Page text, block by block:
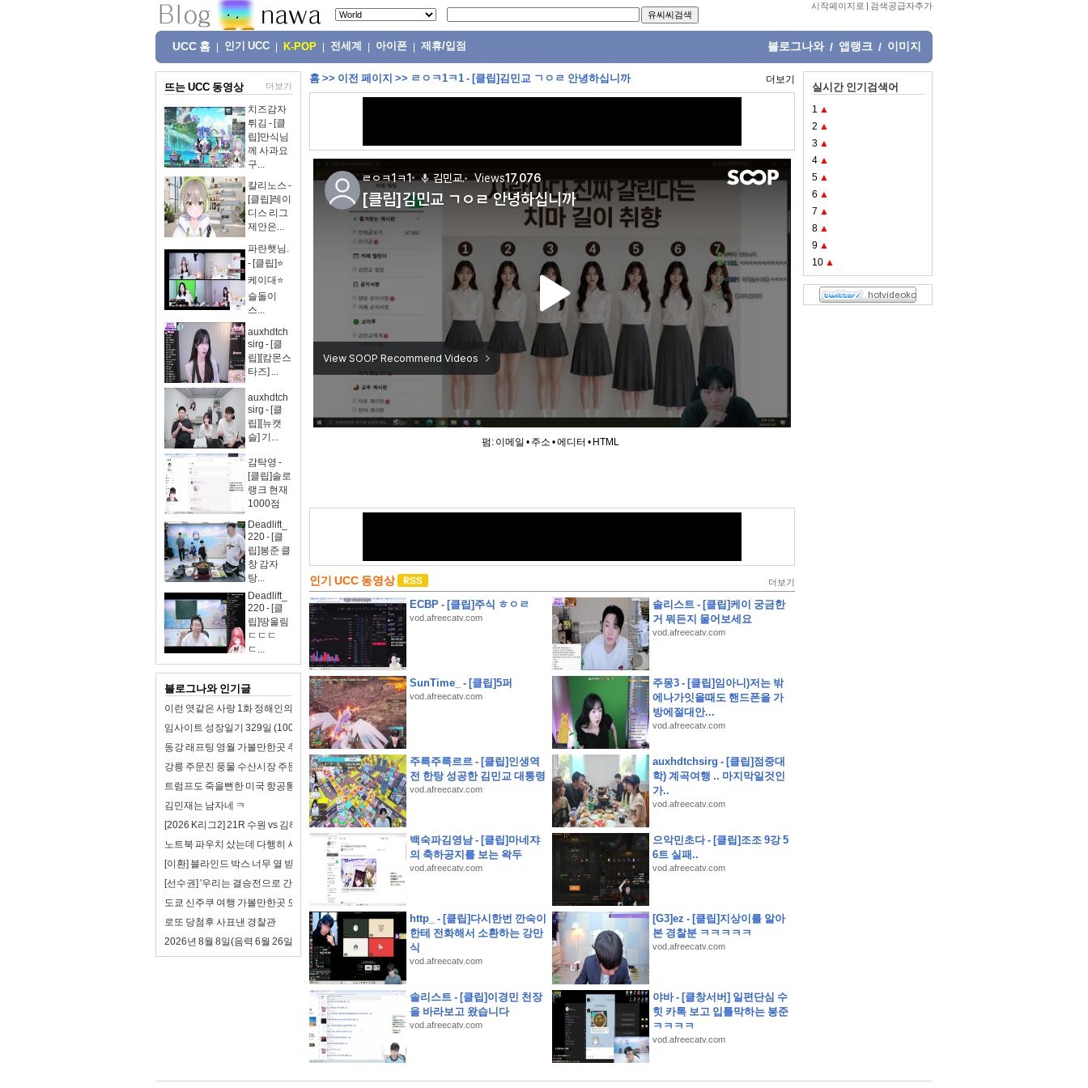
시작페이지로 | 검색공급자추가
UCC 홈 인기 UCC K-POP 전세계 아이폰 제휴/입점 블로그나와 / 앱랭크 / 이미지
뜨는 UCC 동영상 더보기
치즈감자
튀김 - [클
립]만식님
께 사과요
구...
칼리노스 -
[클립]레이
디스 리그
제안은...
파란햇님.
- [클립]⭐
케이대⭐
슬돌이
스...
auxhdtch
sirg - [클
립][캄몬스
타즈] ...
auxhdtch
sirg - [클
립][뉴캣
슬] 기...
감탁영 -
[클립]솔로
랭크 현재
1000점
Deadlift_
220 - [클
립]봉준 클
창 감자
탕...
Deadlift_
220 - [클
립]땅울림
ㄷㄷㄷ
ㄷ...
블로그나와 인기글
이런 엿같은 사랑 1화 정해인의 첫사랑 맑눈광 하영 누구였냐고 나는?
임사이트 성장일기 329일 (100일 챌린지): 회사 서류 뭉치 잃어버림
동강 래프팅 영월 가볼만한곳 추천
강릉 주문진 풍물 수산시장 주문진항 정혁수산 대게 포장 택배
트럼프도 죽을뻔한 미국 항공통제 시스템
김민재는 남자네 ㅋ
[2026 K리그2] 21R 수원 vs 김해 풀 하이라이트
노트북 파우치 샀는데 다행히 사이즈가 맞음
[이환] 블라인드 박스 너무 열 받는다.
[선수권] '우리는 결승전으로 간다!' 고려대 여자축구부, 위덕대에 2-0 승리.
도쿄 신주쿠 여행 가볼만한곳 도쿄 스시 맛집 회전초밥 쿠라스시 예약
로또 당첨후 사표낸 경찰관
2026년 8월 8일(음력 6월 26일) 토요일 띠별 운세
홈 >> 이전 페이지 >> ㄹㅇㅋ1ㅋ1 - [클립]김민교 ㄱㅇㄹ 안녕하십니까 더보기
펌: 이메일 • 주소 •에디터 • HTML
인기 UCC 동영상 더보기
ECBP - [클립]주식 ㅎㅇㄹ
vod.afreecatv.com
솔리스트 - [클립]케이 궁금한
거 뭐든지 물어보세요
vod.afreecatv.com
SunTime_ - [클립]5퍼
vod.afreecatv.com
주몽3 - [클립]임아니)저는 밖
에나가잇을때도 핸드폰을 가
방에절대안...
vod.afreecatv.com
주륵주륵르르 - [클립]인생역
전 한탕 성공한 김민교 대통령
vod.afreecatv.com
auxhdtchsirg - [클립]점중대
학) 계곡여행 .. 마지막일것인
가..
vod.afreecatv.com
백숙파김영남 - [클립]마네쟈
의 축하공지를 보는 왁두
vod.afreecatv.com
으악민초다 - [클립]조조 9강 5
6트 실패..
vod.afreecatv.com
http_ - [클립]다시한번 깐숙이
한테 전화해서 소환하는 강만
식
vod.afreecatv.com
[G3]ez - [클립]지상이를 알아
본 경찰분 ㅋㅋㅋㅋㅋ
vod.afreecatv.com
솔리스트 - [클립]이경민 천장
을 바라보고 왔습니다
vod.afreecatv.com
야바 - [클창서버] 일편단심 수
힛 카톡 보고 입틀막하는 봉준
ㅋㅋㅋㅋ
vod.afreecatv.com
실시간 인기검색어
1 ▲
2 ▲
3 ▲
4 ▲
5 ▲
6 ▲
7 ▲
8 ▲
9 ▲
10 ▲